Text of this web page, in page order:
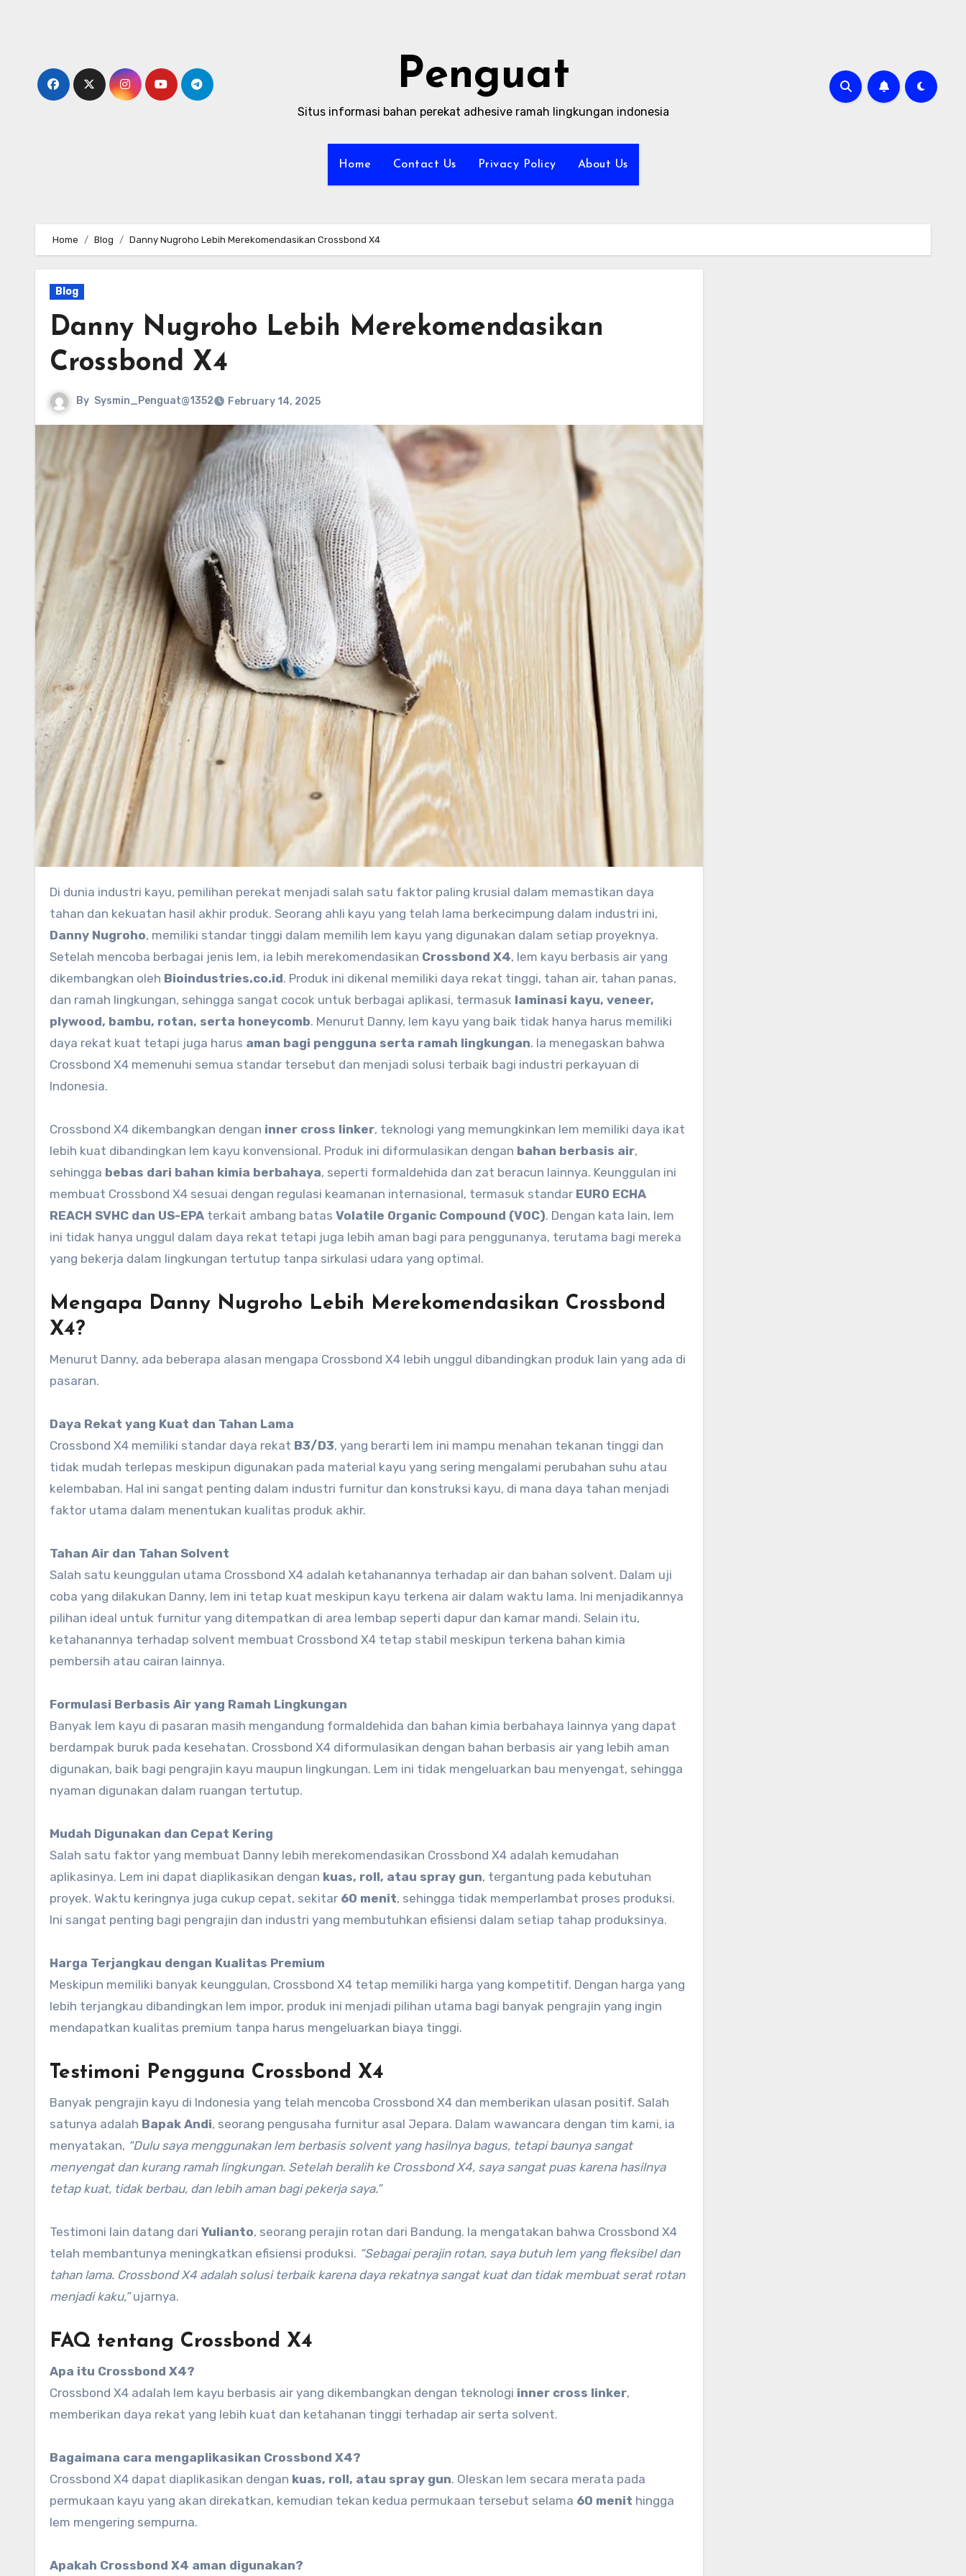
Penguat
Situs informasi bahan perekat adhesive ramah lingkungan indonesia
Home Contact Us Privacy Policy About Us
Home Blog Danny Nugroho Lebih Merekomendasikan Crossbond X4
Blog
Danny Nugroho Lebih Merekomendasikan
Crossbond X4
By Sysmin_Penguat@1352 February 14, 2025
Di dunia industri kayu, pemilihan perekat menjadi salah satu faktor paling krusial dalam memastikan daya
tahan dan kekuatan hasil akhir produk. Seorang ahli kayu yang telah lama berkecimpung dalam industri ini,
Danny Nugroho, memiliki standar tinggi dalam memilih lem kayu yang digunakan dalam setiap proyeknya.
Setelah mencoba berbagai jenis lem, ia lebih merekomendasikan Crossbond X4, lem kayu berbasis air yang
dikembangkan oleh Bioindustries.co.id. Produk ini dikenal memiliki daya rekat tinggi, tahan air, tahan panas,
dan ramah lingkungan, sehingga sangat cocok untuk berbagai aplikasi, termasuk laminasi kayu, veneer,
plywood, bambu, rotan, serta honeycomb. Menurut Danny, lem kayu yang baik tidak hanya harus memiliki
daya rekat kuat tetapi juga harus aman bagi pengguna serta ramah lingkungan. Ia menegaskan bahwa
Crossbond X4 memenuhi semua standar tersebut dan menjadi solusi terbaik bagi industri perkayuan di
Indonesia.
Crossbond X4 dikembangkan dengan inner cross linker, teknologi yang memungkinkan lem memiliki daya ikat
lebih kuat dibandingkan lem kayu konvensional. Produk ini diformulasikan dengan bahan berbasis air,
sehingga bebas dari bahan kimia berbahaya, seperti formaldehida dan zat beracun lainnya. Keunggulan ini
membuat Crossbond X4 sesuai dengan regulasi keamanan internasional, termasuk standar EURO ECHA
REACH SVHC dan US-EPA terkait ambang batas Volatile Organic Compound (VOC). Dengan kata lain, lem
ini tidak hanya unggul dalam daya rekat tetapi juga lebih aman bagi para penggunanya, terutama bagi mereka
yang bekerja dalam lingkungan tertutup tanpa sirkulasi udara yang optimal.
Mengapa Danny Nugroho Lebih Merekomendasikan Crossbond
X4?
Menurut Danny, ada beberapa alasan mengapa Crossbond X4 lebih unggul dibandingkan produk lain yang ada di
pasaran.
Daya Rekat yang Kuat dan Tahan Lama
Crossbond X4 memiliki standar daya rekat B3/D3, yang berarti lem ini mampu menahan tekanan tinggi dan
tidak mudah terlepas meskipun digunakan pada material kayu yang sering mengalami perubahan suhu atau
kelembaban. Hal ini sangat penting dalam industri furnitur dan konstruksi kayu, di mana daya tahan menjadi
faktor utama dalam menentukan kualitas produk akhir.
Tahan Air dan Tahan Solvent
Salah satu keunggulan utama Crossbond X4 adalah ketahanannya terhadap air dan bahan solvent. Dalam uji
coba yang dilakukan Danny, lem ini tetap kuat meskipun kayu terkena air dalam waktu lama. Ini menjadikannya
pilihan ideal untuk furnitur yang ditempatkan di area lembap seperti dapur dan kamar mandi. Selain itu,
ketahanannya terhadap solvent membuat Crossbond X4 tetap stabil meskipun terkena bahan kimia
pembersih atau cairan lainnya.
Formulasi Berbasis Air yang Ramah Lingkungan
Banyak lem kayu di pasaran masih mengandung formaldehida dan bahan kimia berbahaya lainnya yang dapat
berdampak buruk pada kesehatan. Crossbond X4 diformulasikan dengan bahan berbasis air yang lebih aman
digunakan, baik bagi pengrajin kayu maupun lingkungan. Lem ini tidak mengeluarkan bau menyengat, sehingga
nyaman digunakan dalam ruangan tertutup.
Mudah Digunakan dan Cepat Kering
Salah satu faktor yang membuat Danny lebih merekomendasikan Crossbond X4 adalah kemudahan
aplikasinya. Lem ini dapat diaplikasikan dengan kuas, roll, atau spray gun, tergantung pada kebutuhan
proyek. Waktu keringnya juga cukup cepat, sekitar 60 menit, sehingga tidak memperlambat proses produksi.
Ini sangat penting bagi pengrajin dan industri yang membutuhkan efisiensi dalam setiap tahap produksinya.
Harga Terjangkau dengan Kualitas Premium
Meskipun memiliki banyak keunggulan, Crossbond X4 tetap memiliki harga yang kompetitif. Dengan harga yang
lebih terjangkau dibandingkan lem impor, produk ini menjadi pilihan utama bagi banyak pengrajin yang ingin
mendapatkan kualitas premium tanpa harus mengeluarkan biaya tinggi.
Testimoni Pengguna Crossbond X4
Banyak pengrajin kayu di Indonesia yang telah mencoba Crossbond X4 dan memberikan ulasan positif. Salah
satunya adalah Bapak Andi, seorang pengusaha furnitur asal Jepara. Dalam wawancara dengan tim kami, ia
menyatakan, “Dulu saya menggunakan lem berbasis solvent yang hasilnya bagus, tetapi baunya sangat
menyengat dan kurang ramah lingkungan. Setelah beralih ke Crossbond X4, saya sangat puas karena hasilnya
tetap kuat, tidak berbau, dan lebih aman bagi pekerja saya.”
Testimoni lain datang dari Yulianto, seorang perajin rotan dari Bandung. Ia mengatakan bahwa Crossbond X4
telah membantunya meningkatkan efisiensi produksi. “Sebagai perajin rotan, saya butuh lem yang fleksibel dan
tahan lama. Crossbond X4 adalah solusi terbaik karena daya rekatnya sangat kuat dan tidak membuat serat rotan
menjadi kaku,”ujarnya.
FAQ tentang Crossbond X4
Apa itu Crossbond X4?
Crossbond X4 adalah lem kayu berbasis air yang dikembangkan dengan teknologi inner cross linker,
memberikan daya rekat yang lebih kuat dan ketahanan tinggi terhadap air serta solvent.
Bagaimana cara mengaplikasikan Crossbond X4?
Crossbond X4 dapat diaplikasikan dengan kuas, roll, atau spray gun. Oleskan lem secara merata pada
permukaan kayu yang akan direkatkan, kemudian tekan kedua permukaan tersebut selama 60 menit hingga
lem mengering sempurna.
Apakah Crossbond X4 aman digunakan?